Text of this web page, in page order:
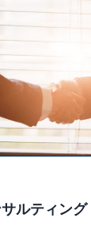
ルティング